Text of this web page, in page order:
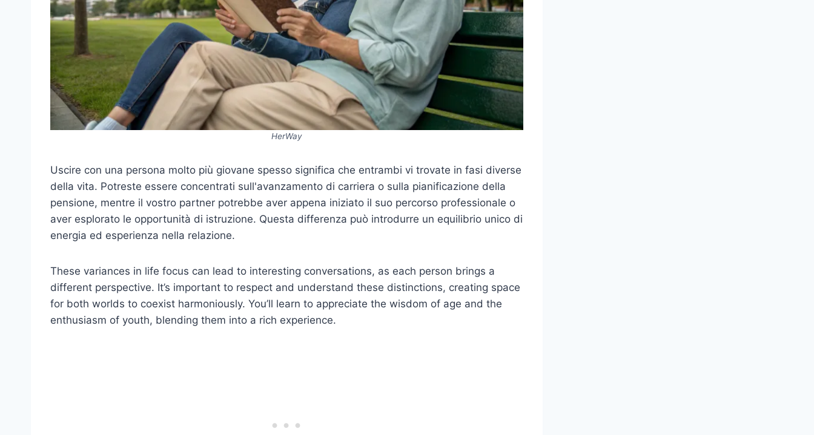
HerWay
Uscire con una persona molto più giovane spesso significa che entrambi vi trovate in fasi diverse
della vita. Potreste essere concentrati sull'avanzamento di carriera o sulla pianificazione della
pensione, mentre il vostro partner potrebbe aver appena iniziato il suo percorso professionale o
aver esplorato le opportunità di istruzione. Questa differenza può introdurre un equilibrio unico di
energia ed esperienza nella relazione.
These variances in life focus can lead to interesting conversations, as each person brings a
different perspective. It’s important to respect and understand these distinctions, creating space
for both worlds to coexist harmoniously. You’ll learn to appreciate the wisdom of age and the
enthusiasm of youth, blending them into a rich experience.